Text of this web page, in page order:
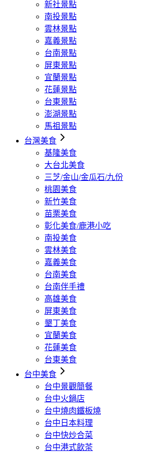
新社景點
南投景點
雲林景點
嘉義景點
台南景點
屏東景點
宜蘭景點
花蓮景點
台東景點
澎湖景點
馬祖景點
台灣美食
基隆美食
大台北美食
三芝/金山/金瓜石/九份
桃園美食
新竹美食
苗栗美食
彰化美食/鹿港小吃
南投美食
雲林美食
嘉義美食
台南美食
台南伴手禮
高雄美食
屏東美食
墾丁美食
宜蘭美食
花蓮美食
台東美食
台中美食
台中景觀簡餐
台中火鍋店
台中燒肉鐵板燒
台中日本料理
台中快炒合菜
台中港式飲茶